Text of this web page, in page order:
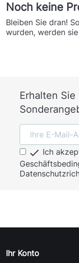
Noch keine
Bleiben Sie dran!
wurden, werden
Erhalten
 Ich
Ihr Konto